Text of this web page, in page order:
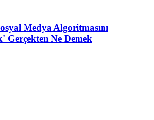
Medya Algoritmasını
Gerçekten Ne Demek